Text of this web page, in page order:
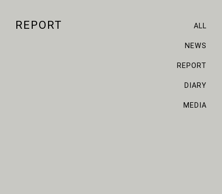
REPORT ALL
NEWS
REPORT
DIARY
MEDIA